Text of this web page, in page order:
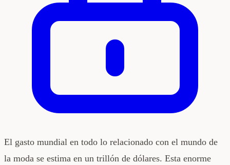
El gasto mundial en todo lo relacionado con el mundo de
la moda se estima en un trillón de dólares. Esta enorme